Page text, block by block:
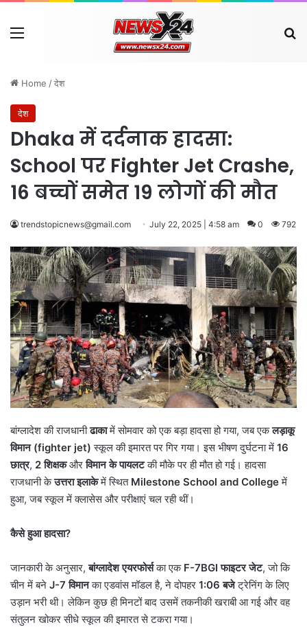
Menu
Home /देश
देश
Dhaka में दर्दनाक हादसा:
School पर Fighter Jet Crashe,
16 बच्चों समेत 19 लोगों की मौत
trendstopicnews@gmail.com July 22, 2025 | 4:58 am 0 792
बांग्लादेश की राजधानीढाकामें सोमवार को एक बड़ा हादसा हो गया, जब एकलड़ाकू
विमान (fighter jet) स्कूल की इमारत पर गिर गया। इस भीषण दुर्घटना में 16
छात्र, 2शिक्षकऔरविमान के पायलटकी मौके पर ही मौत हो गई। हादसा
राजधानी केउत्तरा इलाकेमें स्थित Milestone School and Collegeमें
हुआ, जब स्कूल में क्लासेस और परीक्षाएं चल रही थीं।
कैसे हुआ हादसा?
जानकारी के अनुसार,बांग्लादेश एयरफोर्सका एक F-7BGIफाइटर जेट, जो कि
चीन में बने J-7विमानका एडवांस मॉडल है, ने दोपहर 1:06बजेट्रेनिंग के लिए
उड़ान भरी थी। लेकिन कुछ ही मिनटों बाद उसमें तकनीकी खराबी आ गई और वह
संतुलन खोकर सीधे स्कूल की इमारत से टकरा गया।